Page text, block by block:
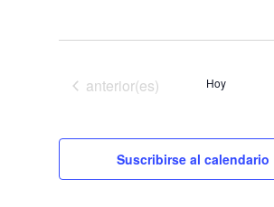
Eventos
anterior(es) Hoy
Suscribirse al calendario